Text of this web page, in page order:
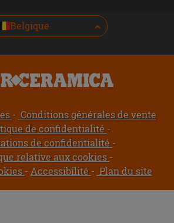
Belgique
Conditions générales de vente
de confidentialité
de confidentialité
relative aux cookies
Accessibilité Plan du site